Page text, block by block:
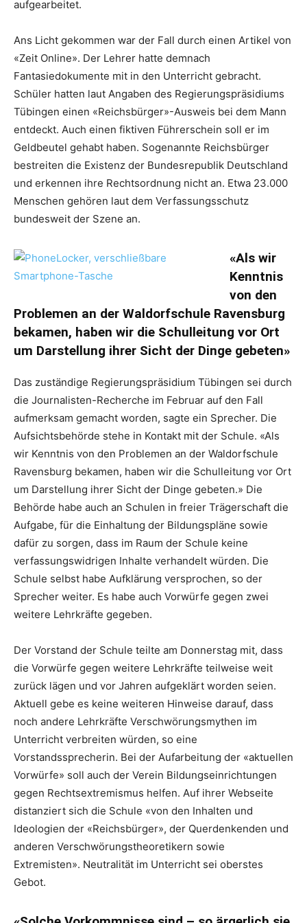
aufgearbeitet.
Ans Licht gekommen war der Fall durch einen Artikel von
«Zeit Online». Der Lehrer hatte demnach
Fantasiedokumente mit in den Unterricht gebracht.
Schüler hatten laut Angaben des Regierungspräsidiums
Tübingen einen «Reichsbürger»-Ausweis bei dem Mann
entdeckt. Auch einen fiktiven Führerschein soll er im
Geldbeutel gehabt haben. Sogenannte Reichsbürger
bestreiten die Existenz der Bundesrepublik Deutschland
und erkennen ihre Rechtsordnung nicht an. Etwa 23.000
Menschen gehören laut dem Verfassungsschutz
bundesweit der Szene an.
«Als wir
Kenntnis
von den
Problemen an der Waldorfschule Ravensburg
bekamen, haben wir die Schulleitung vor Ort
um Darstellung ihrer Sicht der Dinge gebeten»
Das zuständige Regierungspräsidium Tübingen sei durch
die Journalisten-Recherche im Februar auf den Fall
aufmerksam gemacht worden, sagte ein Sprecher. Die
Aufsichtsbehörde stehe in Kontakt mit der Schule. «Als
wir Kenntnis von den Problemen an der Waldorfschule
Ravensburg bekamen, haben wir die Schulleitung vor Ort
um Darstellung ihrer Sicht der Dinge gebeten.» Die
Behörde habe auch an Schulen in freier Trägerschaft die
Aufgabe, für die Einhaltung der Bildungspläne sowie
dafür zu sorgen, dass im Raum der Schule keine
verfassungswidrigen Inhalte verhandelt würden. Die
Schule selbst habe Aufklärung versprochen, so der
Sprecher weiter. Es habe auch Vorwürfe gegen zwei
weitere Lehrkräfte gegeben.
Der Vorstand der Schule teilte am Donnerstag mit, dass
die Vorwürfe gegen weitere Lehrkräfte teilweise weit
zurück lägen und vor Jahren aufgeklärt worden seien.
Aktuell gebe es keine weiteren Hinweise darauf, dass
noch andere Lehrkräfte Verschwörungsmythen im
Unterricht verbreiten würden, so eine
Vorstandssprecherin. Bei der Aufarbeitung der «aktuellen
Vorwürfe» soll auch der Verein Bildungseinrichtungen
gegen Rechtsextremismus helfen. Auf ihrer Webseite
distanziert sich die Schule «von den Inhalten und
Ideologien der «Reichsbürger», der Querdenkenden und
anderen Verschwörungstheoretikern sowie
Extremisten». Neutralität im Unterricht sei oberstes
Gebot.